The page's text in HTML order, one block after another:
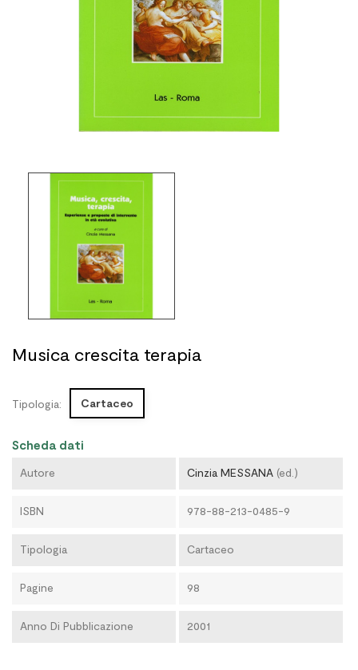
Musica crescita terapia
Tipologia: Cartaceo
Scheda dati
Autore Cinzia MESSANA(ed.)
ISBN 978-88-213-0485-9
Tipologia Cartaceo
Pagine 98
Anno Di Pubblicazione 2001